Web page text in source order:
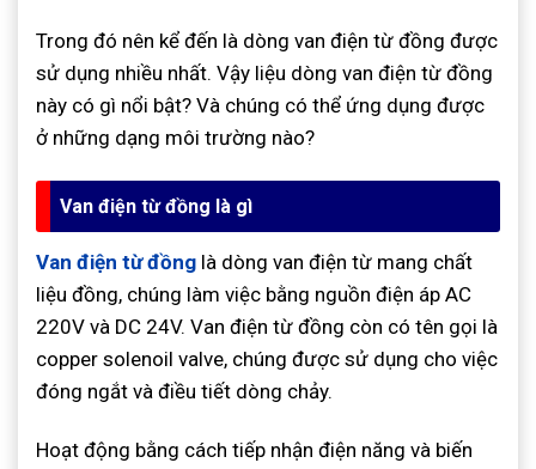
Trong đó nên kể đến là dòng van điện từ đồng được
sử dụng nhiều nhất. Vậy liệu dòng van điện từ đồng
này có gì nổi bật? Và chúng có thể ứng dụng được
ở những dạng môi trường nào?
Van điện từ đồng là gì
Van điện từ đồng là dòng van điện từ mang chất
liệu đồng, chúng làm việc bằng nguồn điện áp AC
220V và DC 24V. Van điện từ đồng còn có tên gọi là
copper solenoil valve, chúng được sử dụng cho việc
đóng ngắt và điều tiết dòng chảy.
Hoạt động bằng cách tiếp nhận điện năng và biến